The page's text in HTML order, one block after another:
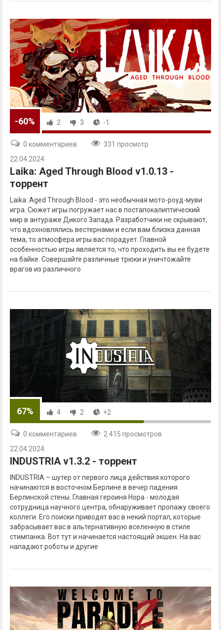
-60% 2 3 -1
0 комментариев
331 просмотр
22.04.2024
Laika: Aged Through Blood v1.0.13 -
торрент
Laika: Aged Through Blood - это необычная мото-роуд-муви
игра. Сюжет игры погружает нас в постапокалиптический
мир в антураже Дикого Запада. Разработчики не скрывают,
что вдохновлялись вестернами и если вам близка данная
тема, то атмосфера игры вас порадует. Главной
особенностью игры является то, что проходить вы ее будете
на байке. Совершайте различные трюки и уничтожайте
врагов из различного
67% 4 2 +2
0 комментариев
2 415 просмотров
22.04.2024
INDUSTRIA v1.3.2 - торрент
INDUSTRIA – шутер от первого лица действия которого
начинаются в восточном Берлине в вечер падения
Берлинской стены. Главная героиня Нора - молодая
сотрудница научного центра, обнаруживает пропажу своего
коллеги. Его поиски приводят вас в некий портал, которые
забрасывает вас в альтернативную вселенную в стиле
стимпанка. Вот тут и начинается настоящий экшен. На вас
нападают роботы и другие